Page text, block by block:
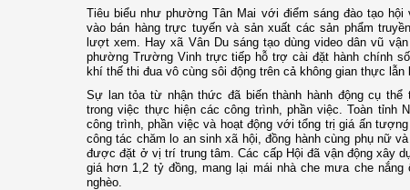
Tiêu biểu như phường Tân Mai với điểm sáng đào tạo
vào bán hàng trực tuyến và sản xuất các sản phẩm
lượt xem. Hay xã Vân Du sáng tạo dùng video dân vũ
phường Trường Vinh trực tiếp hỗ trợ cài đặt hành chính
khí thế thi đua vô cùng sôi động trên cả không gian thực lẫn
Sự lan tỏa từ nhận thức đã biến thành hành động cụ thể
trong việc thực hiện các công trình, phần việc. Toàn tỉnh
công trình, phần việc và hoạt động với tổng trị giá ấn
công tác chăm lo an sinh xã hội, đồng hành cùng phụ nữ
được đặt ở vị trí trung tâm. Các cấp Hội đã vận động xây
giá hơn 1,2 tỷ đồng, mang lại mái nhà che mưa che
nghèo.